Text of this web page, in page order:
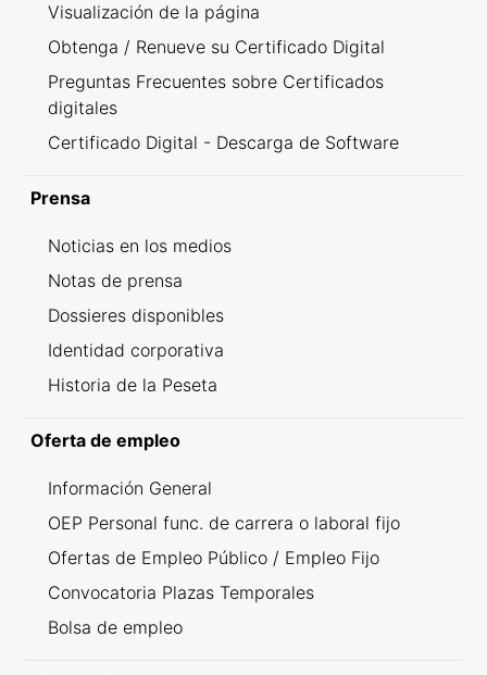
Visualización de la página
Obtenga / Renueve su Certificado Digital
Preguntas Frecuentes sobre Certificados
digitales
Certificado Digital - Descarga de Software
Prensa
Noticias en los medios
Notas de prensa
Dossieres disponibles
Identidad corporativa
Historia de la Peseta
Oferta de empleo
Información General
OEP Personal func. de carrera o laboral fijo
Ofertas de Empleo Público / Empleo Fijo
Convocatoria Plazas Temporales
Bolsa de empleo